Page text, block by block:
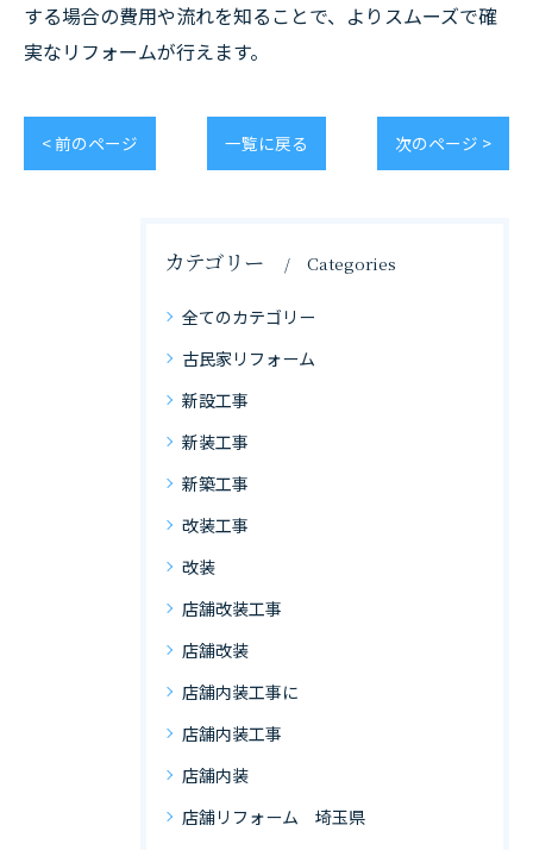
する場合の費用や流れを知ることで、よりスムーズで確
実なリフォームが行えます。
< 前のページ 一覧に戻る 次のページ >
カテゴリー Categories
全てのカテゴリー
古民家リフォーム
新設工事
新装工事
新築工事
改装工事
改装
店舗改装工事
店舗改装
店舗内装工事に
店舗内装工事
店舗内装
店舗リフォーム 埼玉県